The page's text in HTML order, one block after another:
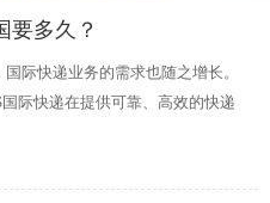
要多久？
际快递业务的需求也随之增长。
际快递在提供可靠、高效的快递